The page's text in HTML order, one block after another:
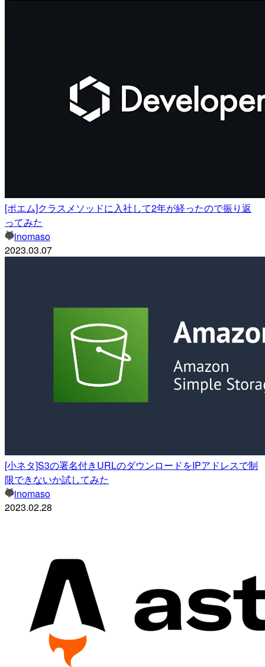
[ポエム]クラスメソッドに入社して2年が経ったので振り返
ってみた
inomaso
2023.03.07
[小ネタ]S3の署名付きURLのダウンロードをIPアドレスで制
限できないか試してみた
inomaso
2023.02.28